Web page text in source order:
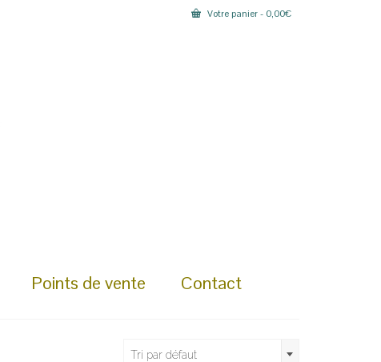
Votre panier- 0,00€
Points de vente Contact
Tri par défaut